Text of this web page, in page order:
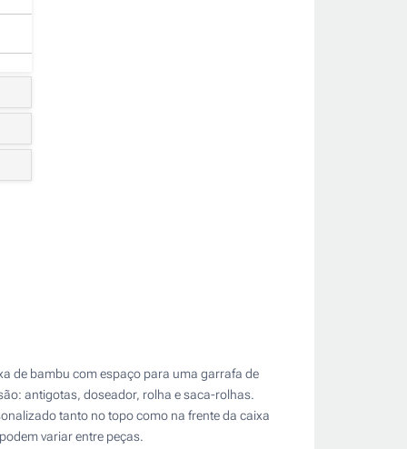
de bambu com espaço para uma garrafa de
antigotas, doseador, rolha e saca-rolhas.
tanto no topo como na frente da caixa
variar entre peças.